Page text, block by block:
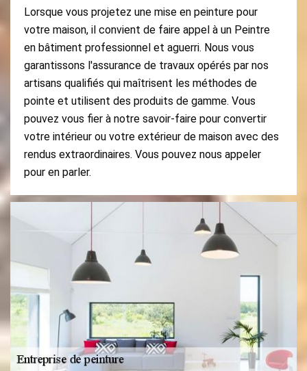
Lorsque vous projetez une mise en peinture pour
votre maison, il convient de faire appel à un Peintre
en bâtiment professionnel et aguerri. Nous vous
garantissons l'assurance de travaux opérés par nos
artisans qualifiés qui maîtrisent les méthodes de
pointe et utilisent des produits de gamme. Vous
pouvez vous fier à notre savoir-faire pour convertir
votre intérieur ou votre extérieur de maison avec des
rendus extraordinaires. Vous pouvez nous appeler
pour en parler.